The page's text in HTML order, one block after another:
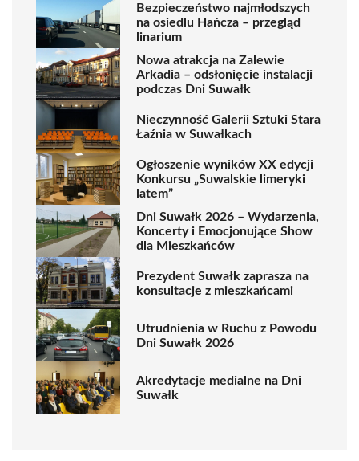
Bezpieczeństwo najmłodszych
na osiedlu Hańcza – przegląd
linarium
Nowa atrakcja na Zalewie
Arkadia – odsłonięcie instalacji
podczas Dni Suwałk
Nieczynność Galerii Sztuki Stara
Łaźnia w Suwałkach
Ogłoszenie wyników XX edycji
Konkursu „Suwalskie limeryki
latem”
Dni Suwałk 2026 – Wydarzenia,
Koncerty i Emocjonujące Show
dla Mieszkańców
Prezydent Suwałk zaprasza na
konsultacje z mieszkańcami
Utrudnienia w Ruchu z Powodu
Dni Suwałk 2026
Akredytacje medialne na Dni
Suwałk